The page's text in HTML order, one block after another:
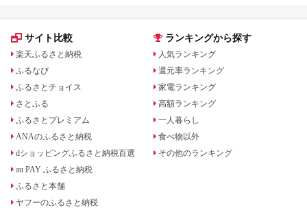
サイト比較
楽天ふるさと納税
ふるなび
ふるさとチョイス
さとふる
ふるさとプレミアム
ANAのふるさと納税
dショッピングふるさと納税百選
au PAY ふるさと納税
ふるさと本舗
ヤフーのふるさと納税
ランキングから探す
人気ランキング
還元率ランキング
家電ランキング
高額ランキング
一人暮らし
食べ物以外
その他のランキング